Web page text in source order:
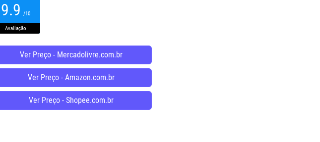
9.9 /10
Avaliação
Ver Preço - Mercadolivre.com.br
Ver Preço - Amazon.com.br
Ver Preço - Shopee.com.br